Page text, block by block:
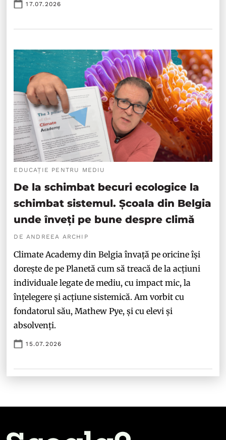
17.07.2026
EDUCAȚIE PENTRU MEDIU
De la schimbat becuri ecologice la
schimbat sistemul. Școala din Belgia
unde înveți pe bune despre climă
DE ANDREEA ARCHIP
Climate Academy din Belgia învață pe oricine își
dorește de pe Planetă cum să treacă de la acțiuni
individuale legate de mediu, cu impact mic, la
înțelegere și acțiune sistemică. Am vorbit cu
fondatorul său, Mathew Pye, și cu elevi și
absolvenți.
15.07.2026